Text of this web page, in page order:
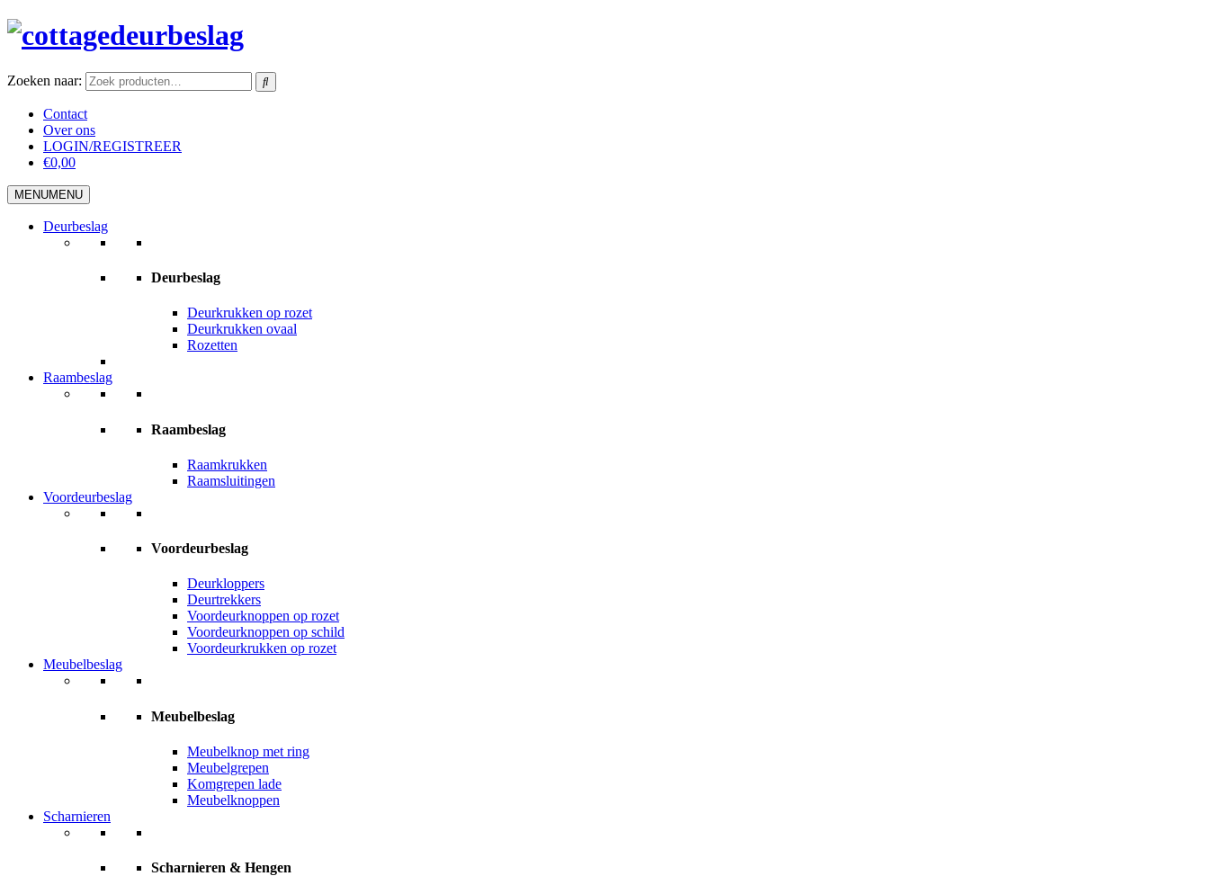
Zoeken naar:
Contact
Over ons
LOGIN/REGISTREER
€0,00
MENUMENU
Deurbeslag
Deurbeslag
Deurkrukken op rozet
Deurkrukken ovaal
Rozetten
Raambeslag
Raambeslag
Raamkrukken
Raamsluitingen
Voordeurbeslag
Voordeurbeslag
Deurkloppers
Deurtrekkers
Voordeurknoppen op rozet
Voordeurknoppen op schild
Voordeurkrukken op rozet
Meubelbeslag
Meubelbeslag
Meubelknop met ring
Meubelgrepen
Komgrepen lade
Meubelknoppen
Scharnieren
Scharnieren & Hengen